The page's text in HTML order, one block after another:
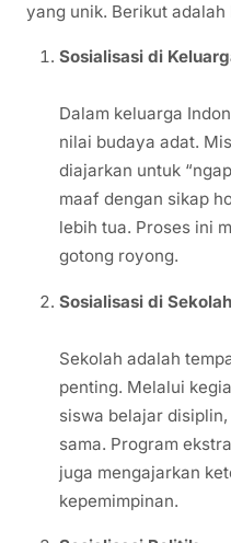
yang unik. Berikut
Sosialisasi di
Dalam keluarga
nilai budaya adat.
diajarkan untuk
maaf dengan sikap
lebih tua. Proses ini
gotong royong.
Sosialisasi di Sekolah
Sekolah adalah
penting. Melalui
siswa belajar
sama. Program
juga mengajarkan
kepemimpinan.